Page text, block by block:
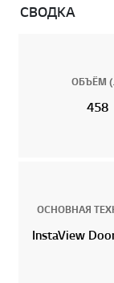
СВОДКА
ОБЪЁМ
458
ОСНОВНАЯ
InstaView